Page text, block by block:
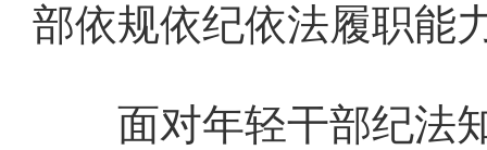
部依规依纪依法履职能
面对年轻干部纪法知